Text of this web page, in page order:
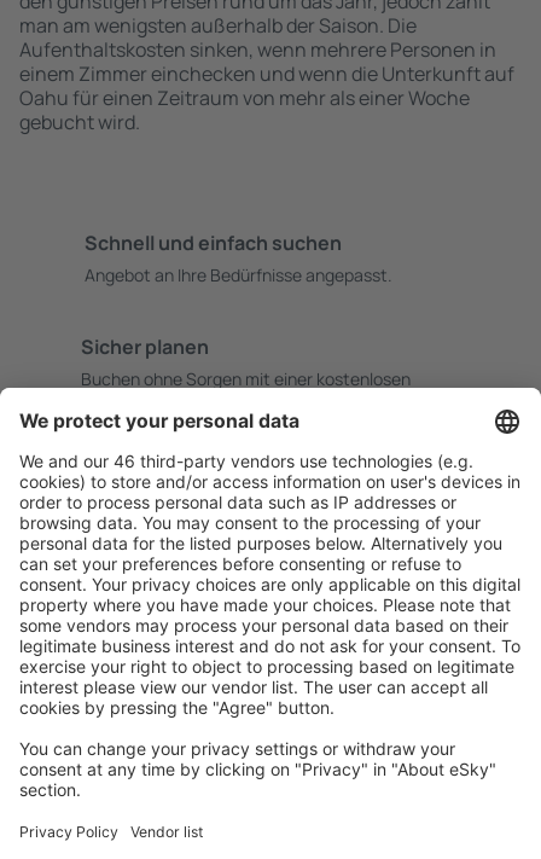
man am wenigsten außerhalb der Saison. Die
Aufenthaltskosten sinken, wenn mehrere Personen in
einem Zimmer einchecken und wenn die Unterkunft auf
Oahu für einen Zeitraum von mehr als einer Woche
gebucht wird.
Schnell und einfach suchen
Angebot an Ihre Bedürfnisse angepasst.
Sicher planen
Buchen ohne Sorgen mit einer kostenlosen
Mehr sparen
Attraktive Preise und Spezialangebote für eingeloggte
Benutzer.
Unterkünfte, die Sie mögen
Wählen Sie aus über 1,3 Millionen Unterkünften: Hotels,
Hütten, Apartments und andere.
Unterkünfte in USA - Beliebte Städte